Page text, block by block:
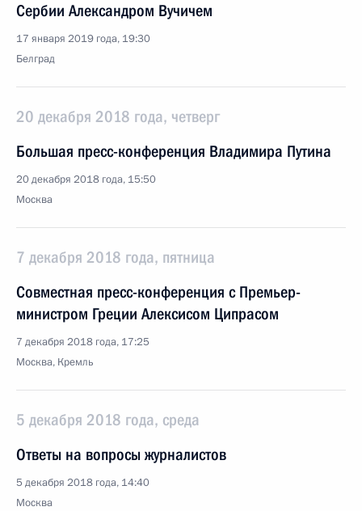
Сербии Александром Вучичем
17 января 2019 года, 19:30
Белград
20 декабря 2018 года, четверг
Большая пресс-конференция Владимира Путина
20 декабря 2018 года, 15:50
Москва
7 декабря 2018 года, пятница
Совместная пресс-конференция с Премьер-
министром Греции Алексисом Ципрасом
7 декабря 2018 года, 17:25
Москва, Кремль
5 декабря 2018 года, среда
Ответы на вопросы журналистов
5 декабря 2018 года, 14:40
Москва